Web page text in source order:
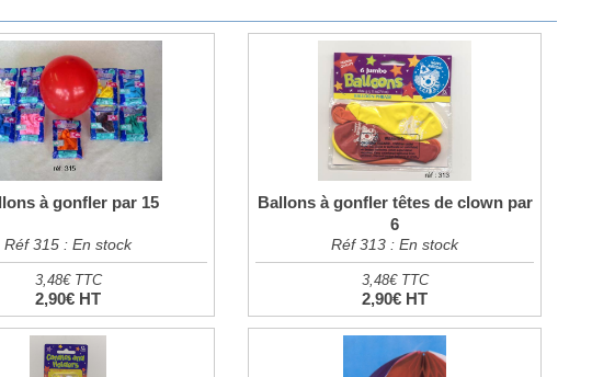
à gonfler par 15
Réf 315 : En stock
3,48€ TTC
2,90€ HT
Ballons à gonfler têtes de clown par
6
Réf 313 : En stock
3,48€ TTC
2,90€ HT